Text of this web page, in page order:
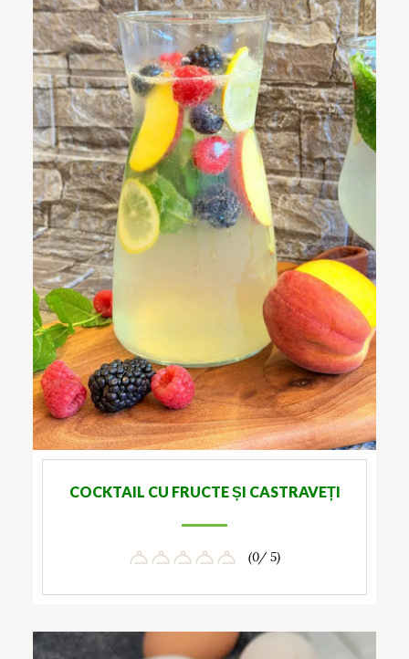
COCKTAIL CU FRUCTE ȘI CASTRAVEȚI
(0/ 5)